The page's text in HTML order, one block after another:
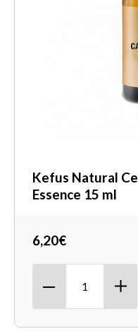
Kefus Natural
Essence 15 ml
6,20€